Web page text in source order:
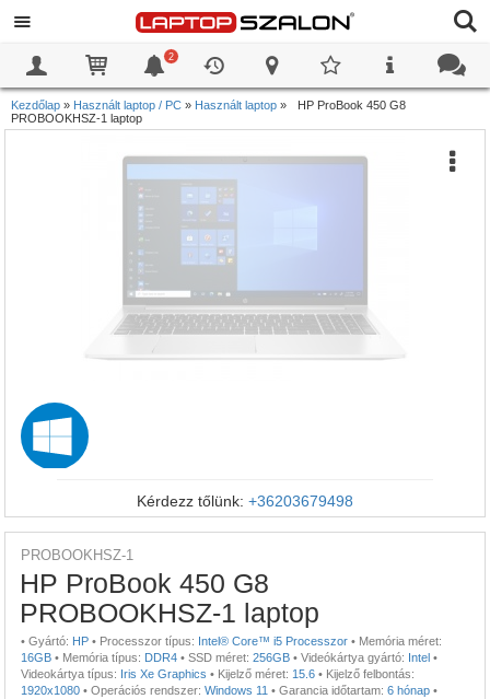
2
Kezdőlap » Használt laptop / PC » Használt laptop »
HP ProBook 450 G8
PROBOOKHSZ-1 laptop
Kérdezz tőlünk: +36203679498
PROBOOKHSZ-1
HP ProBook 450 G8
PROBOOKHSZ-1 laptop
• Gyártó: HP • Processzor típus: Intel® Core™ i5 Processzor • Memória méret:
16GB • Memória típus: DDR4 • SSD méret: 256GB • Videókártya gyártó: Intel •
Videokártya típus: Iris Xe Graphics • Kijelző méret: 15.6 • Kijelző felbontás:
1920x1080 • Operációs rendszer: Windows 11 • Garancia időtartam: 6 hónap •
0
0